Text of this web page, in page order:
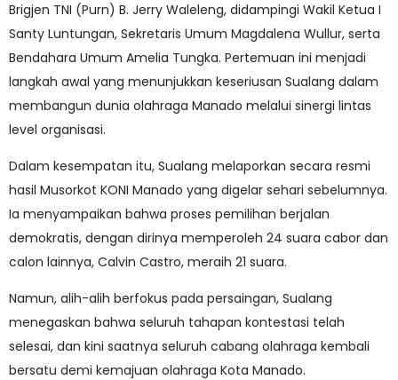
Brigjen TNI (Purn) B. Jerry Waleleng, didampingi Wakil Ketua I
Santy Luntungan, Sekretaris Umum Magdalena Wullur, serta
Bendahara Umum Amelia Tungka. Pertemuan ini menjadi
langkah awal yang menunjukkan keseriusan Sualang dalam
membangun dunia olahraga Manado melalui sinergi lintas
level organisasi.
Dalam kesempatan itu, Sualang melaporkan secara resmi
hasil Musorkot KONI Manado yang digelar sehari sebelumnya.
Ia menyampaikan bahwa proses pemilihan berjalan
demokratis, dengan dirinya memperoleh 24 suara cabor dan
calon lainnya, Calvin Castro, meraih 21 suara.
Namun, alih-alih berfokus pada persaingan, Sualang
menegaskan bahwa seluruh tahapan kontestasi telah
selesai, dan kini saatnya seluruh cabang olahraga kembali
bersatu demi kemajuan olahraga Kota Manado.